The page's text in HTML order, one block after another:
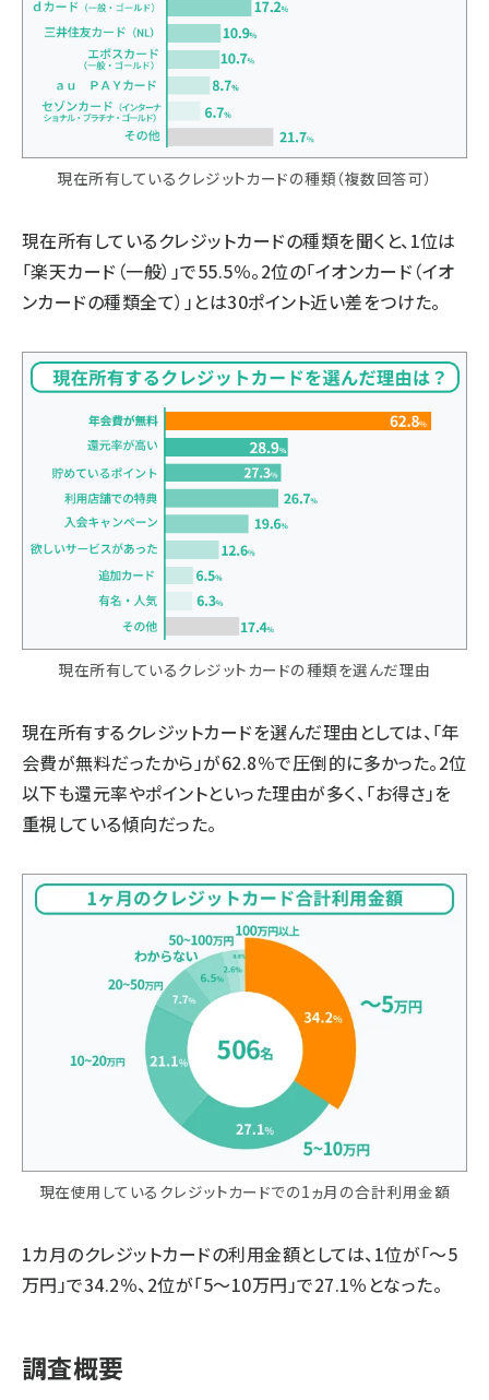
現在所有しているクレジットカードの種類（複数回答可）
現在所有しているクレジットカードの種類を聞くと、1位は
「楽天カード（一般）」で55.5％。2位の「イオンカード（イオ
ンカードの種類全て）」とは30ポイント近い差をつけた。
現在所有しているクレジットカードの種類を選んだ理由
現在所有するクレジットカードを選んだ理由としては、「年
会費が無料だったから」が62.8％で圧倒的に多かった。2位
以下も還元率やポイントといった理由が多く、「お得さ」を
重視している傾向だった。
現在使用しているクレジットカードでの1ヵ月の合計利用金額
1カ月のクレジットカードの利用金額としては、1位が「～5
万円」で34.2％、2位が「5～10万円」で27.1％となった。
調査概要